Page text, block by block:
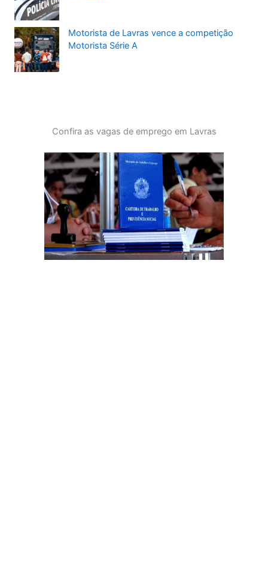
Motorista de Lavras vence a competição
Motorista Série A
Confira as vagas de emprego em Lavras